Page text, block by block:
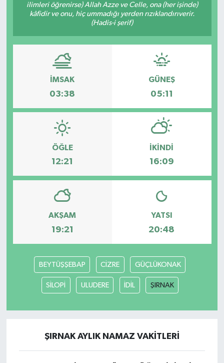
ilimleri öğrenirse) Allah Azze ve Celle, ona (her işinde)
kâfidir ve onu, hiç ummadığı yerden rızıklandırıverir.
(Hadis-i şerif)
İMSAK
03:38
GÜNEŞ
05:11
ÖĞLE
12:21
İKINDI
16:09
AKŞAM
19:21
YATSI
20:48
BEYTÜŞŞEBAP CİZRE GÜÇLÜKONAK
SİLOPİ ULUDERE İDİL ŞIRNAK
ŞIRNAK AYLIK NAMAZ VAKITLERI
Karabük
Spor
Ulusal